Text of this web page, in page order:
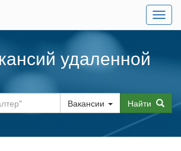
Меню
удаленной
Вакансии Найти